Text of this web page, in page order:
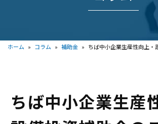
ホーム » コラム » 補助金 » ちば中小企業生産性向上・
ちば中小企業生産